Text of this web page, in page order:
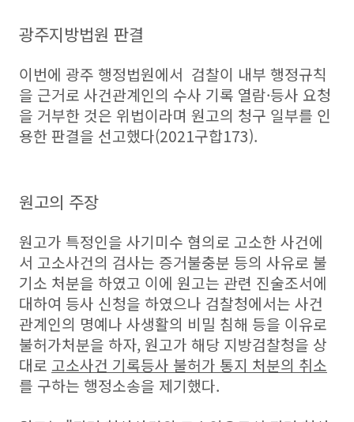
광주지방법원 판결
이번에 광주 행정법원에서 검찰이 내부 행정규칙
을 근거로 사건관계인의 수사 기록 열람·등사 요청
을 거부한 것은 위법이라며 원고의 청구 일부를 인
용한 판결을 선고했다(2021구합173).
원고의 주장
원고가 특정인을 사기미수 혐의로 고소한 사건에
서 고소사건의 검사는 증거불충분 등의 사유로 불
기소 처분을 하였고 이에 원고는 관련 진술조서에
대하여 등사 신청을 하였으나 검찰청에서는 사건
관계인의 명예나 사생활의 비밀 침해 등을 이유로
불허가처분을 하자, 원고가 해당 지방검찰청을 상
대로 고소사건 기록등사 불허가 통지 처분의 취소
를 구하는 행정소송을 제기했다.